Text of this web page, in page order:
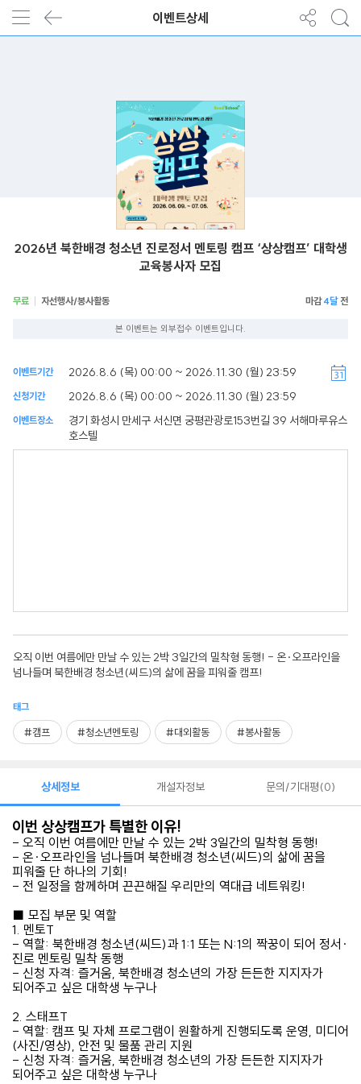
이벤트상세
2026년 북한배경 청소년 진로정서 멘토링 캠프 ‘상상캠프’ 대학생
교육봉사자 모집
무료 자선행사/봉사활동 4달
본 이벤트는 외부접수 이벤트입니다.
이벤트기간 2026.8.6 (목) 00:00 ~ 2026.11.30 (월) 23:59
신청기간 2026.8.6 (목) 00:00 ~ 2026.11.30 (월) 23:59
이벤트장소
경기 화성시 만세구 서신면 궁평관광로153번길 39 서해마루유스
호스텔
오직 이번 여름에만 만날 수 있는 2박 3일간의 밀착형 동행! - 온·오프라인을
넘나들며 북한배경 청소년(씨드)의 삶에 꿈을 피워줄 캠프!
태그
#캠프 #청소년멘토링 #대외활동 #봉사활동
상세정보
이번 상상캠프가 특별한 이유!
- 오직 이번 여름에만 만날 수 있는 2박 3일간의 밀착형 동행!
- 온·오프라인을 넘나들며 북한배경 청소년(씨드)의 삶에 꿈을
피워줄 단 하나의 기회!
- 전 일정을 함께하며 끈끈해질 우리만의 역대급 네트워킹!
■ 모집 부문 및 역할
1. 멘토T
- 역할: 북한배경 청소년(씨드)과 1:1 또는 N:1의 짝꿍이 되어 정서·
진로 멘토링 밀착 동행
- 신청 자격: 즐거움, 북한배경 청소년의 가장 든든한 지지자가
되어주고 싶은 대학생 누구나
2. 스태프T
- 역할: 캠프 및 자체 프로그램이 원활하게 진행되도록 운영, 미디어
(사진/영상), 안전 및 물품 관리 지원
- 신청 자격: 즐거움, 북한배경 청소년의 가장 든든한 지지자가
되어주고 싶은 대학생 누구나
개설자정보 문의/기대평 0